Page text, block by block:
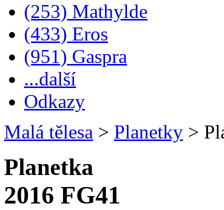
(253) Mathylde
(433) Eros
(951) Gaspra
...další
Odkazy
Malá tělesa > Planetky >
Planetka
2016 FG41